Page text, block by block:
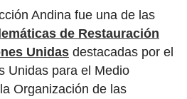
Andina fue una de las
de Restauración
Unidas destacadas por el
Unidas para el Medio
Organización de las